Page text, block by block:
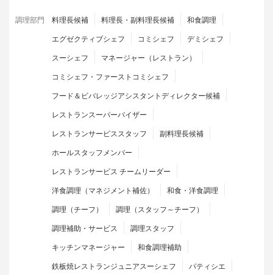
調理部門 料理長候補 料理長・副料理長候補
和食調理
エグゼクティブシェフ
コミシェフ
デミシェフ
スーシェフ
マネージャー（レストラン）
コミシェフ・ファーストコミシェフ
フード＆ビバレッジアシスタントディレクター候補
レストランスーパーバイザー
レストランサービススタッフ
副料理長候補
ホールスタッフメンバー
レストランサービス チームリーダー
洋食調理（マネジメント補佐）
和食・洋食調理
調理（チーフ）
調理（スタッフ～チーフ）
調理補助・サービス
調理スタッフ
キッチンマネージャー
和食調理補助
鉄板焼レストランジュニアスーシェフ
パティシエ